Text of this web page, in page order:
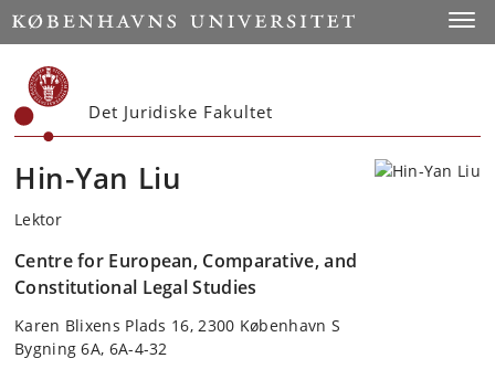
Start
Det Juridiske Fakultet
Hin-Yan Liu
Lektor
Centre for European, Comparative, and
Constitutional Legal Studies
Karen Blixens Plads 16, 2300 København S
Bygning 6A, 6A-4-32